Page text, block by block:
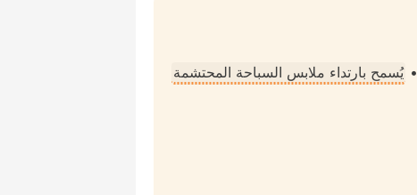
• يُسمح بارتداء ملابس السباحة المحتشمة